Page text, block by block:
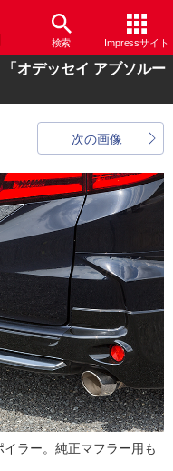
検索 Impressサイト
オデッセイ アブソルー
次の画像
ラー。純正マフラー用も